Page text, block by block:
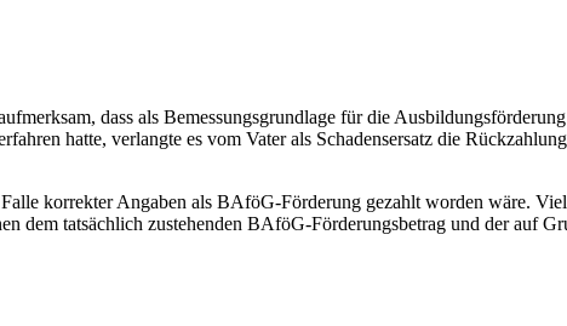
dass als Bemessungsgrundlage für die
hatte, verlangte es vom Vater als Schadensersatz die
korrekter Angaben als BAföG-Förderung gezahlt worden wäre.
dem tatsächlich zustehenden BAföG-Förderungsbetrag und der auf